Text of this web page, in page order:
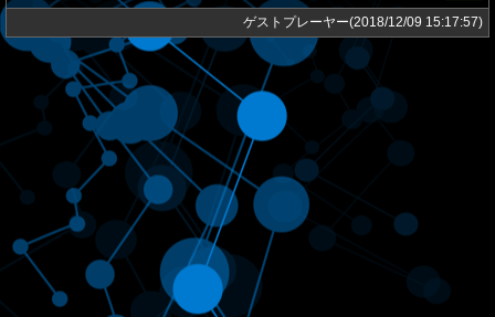
ゲストプレーヤー(2018/12/09 15:17:57)